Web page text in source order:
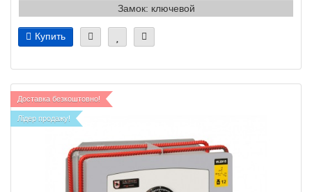
Замок: ключевой
Купить
Доставка безкоштовно!
Лідер продажу!